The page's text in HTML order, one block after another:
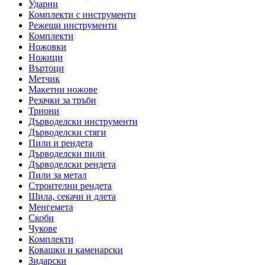
Ударни
Комплекти с инструменти
Режещи инструменти
Комплекти
Ножовки
Ножици
Въртоци
Метчик
Макетни ножове
Резачки за тръби
Триони
Дърводелски инструменти
Дърводелски стяги
Пили и рендета
Дърводелски пили
Дърводелски рендета
Пили за метал
Строителни рендета
Шила, секачи и длета
Менгемета
Скоби
Чукове
Комплекти
Ковашки и каменарски
Зидарски